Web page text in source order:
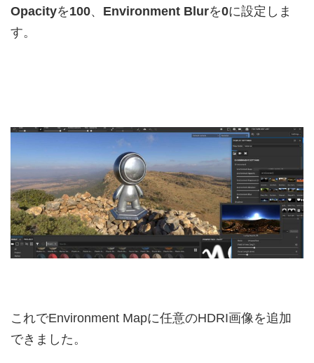
Opacityを100、 Environment Blurを0に設定しま
す。
これでEnvironment Mapに任意のHDRI画像を追加
できました。